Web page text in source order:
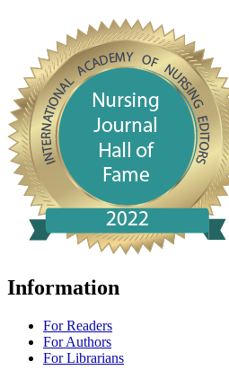
Information
For Readers
For Authors
For Librarians